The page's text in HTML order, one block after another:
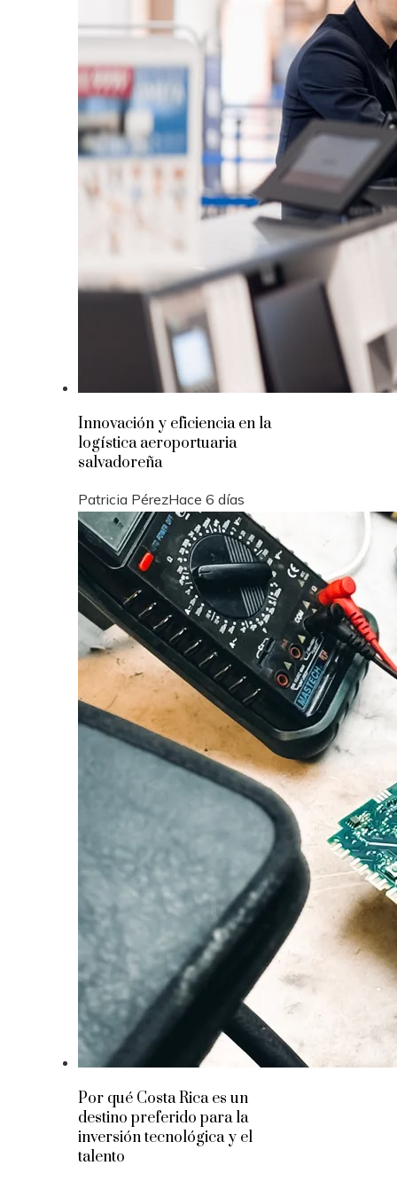
Innovación y eficiencia en la
logística aeroportuaria
salvadoreña
Patricia PérezHace 6 días
Por qué Costa Rica es un
destino preferido para la
inversión tecnológica y el
talento